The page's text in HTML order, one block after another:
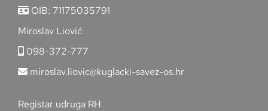
OIB: 71175035791
Miroslav Liović
098-372-777
miroslav.liovic@kuglacki-savez-os.hr
Registar udruga RH